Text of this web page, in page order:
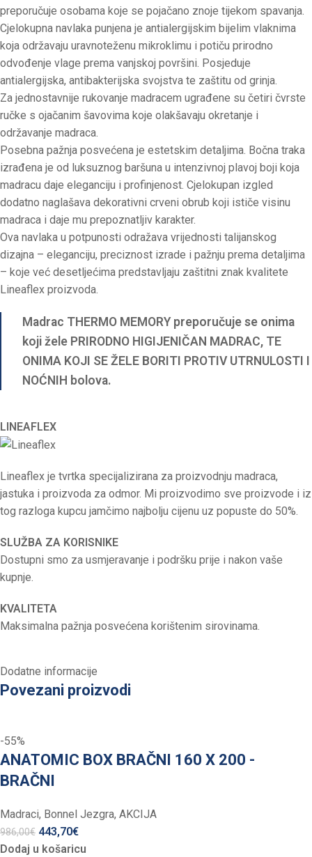
preporučuje osobama koje se pojačano znoje tijekom spavanja.
Cjelokupna navlaka punjena je antialergijskim bijelim vlaknima
koja održavaju uravnoteženu mikroklimu i potiču prirodno
odvođenje vlage prema vanjskoj površini. Posjeduje
antialergijska, antibakterijska svojstva te zaštitu od grinja.
Za jednostavnije rukovanje madracem ugrađene su četiri čvrste
ručke s ojačanim šavovima koje olakšavaju okretanje i
održavanje madraca.
Posebna pažnja posvećena je estetskim detaljima. Bočna traka
izrađena je od luksuznog baršuna u intenzivnoj plavoj boji koja
madracu daje eleganciju i profinjenost. Cjelokupan izgled
dodatno naglašava dekorativni crveni obrub koji ističe visinu
madraca i daje mu prepoznatljiv karakter.
Ova navlaka u potpunosti odražava vrijednosti talijanskog
dizajna – eleganciju, preciznost izrade i pažnju prema detaljima
– koje već desetljećima predstavljaju zaštitni znak kvalitete
Lineaflex proizvoda.
Madrac THERMO MEMORY preporučuje se onima
koji žele PRIRODNO HIGIJENIČAN MADRAC, TE
ONIMA KOJI SE ŽELE BORITI PROTIV UTRNULOSTI I
NOĆNIH bolova.
LINEAFLEX
Lineaflex je tvrtka specijalizirana za proizvodnju madraca,
jastuka i proizvoda za odmor. Mi proizvodimo sve proizvode i iz
tog razloga kupcu jamčimo najbolju cijenu uz popuste do 50%.
SLUŽBA ZA KORISNIKE
Dostupni smo za usmjeravanje i podršku prije i nakon vaše
kupnje.
KVALITETA
Maksimalna pažnja posvećena korištenim sirovinama.
Dodatne informacije
Povezani proizvodi
-55%
ANATOMIC BOX BRAČNI 160 X 200 -
BRAČNI
Madraci, Bonnel Jezgra, AKCIJA
986,00€ 443,70€
Dodaj u košaricu